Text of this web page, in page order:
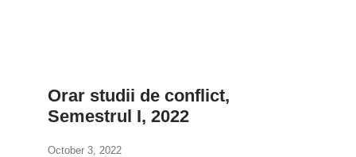
Orar studii de conflict,
Semestrul I, 2022
October 3, 2022